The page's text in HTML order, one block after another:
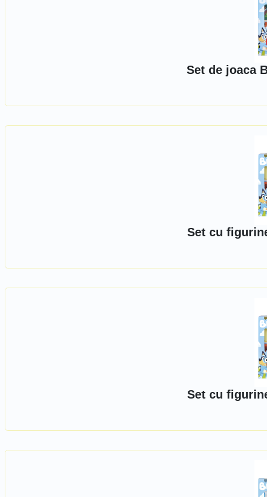
Set de joaca
Set cu
Set cu